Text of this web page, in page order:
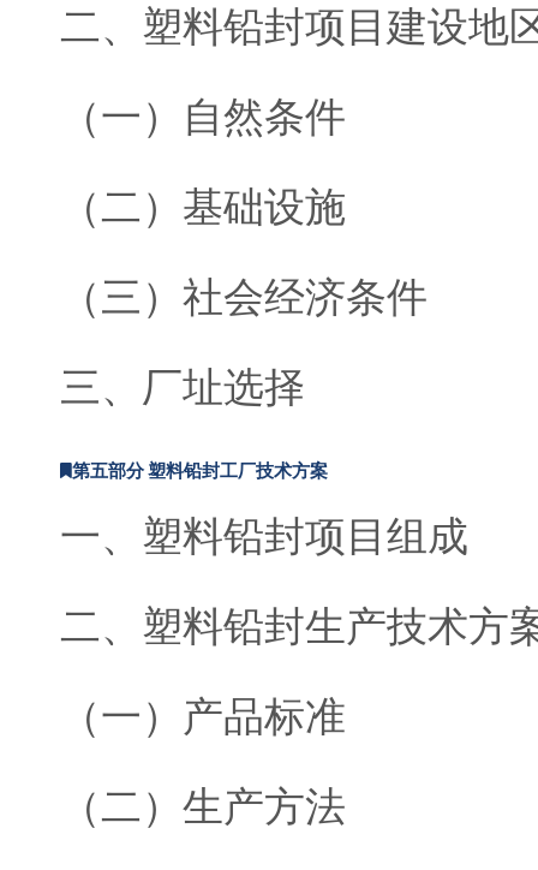
二、塑料铅封项目建设地
（一）自然条件
（二）基础设施
（三）社会经济条件
三、厂址选择
第五部分 塑料铅封工厂技术方案
一、塑料铅封项目组成
二、塑料铅封生产技术方
（一）产品标准
（二）生产方法